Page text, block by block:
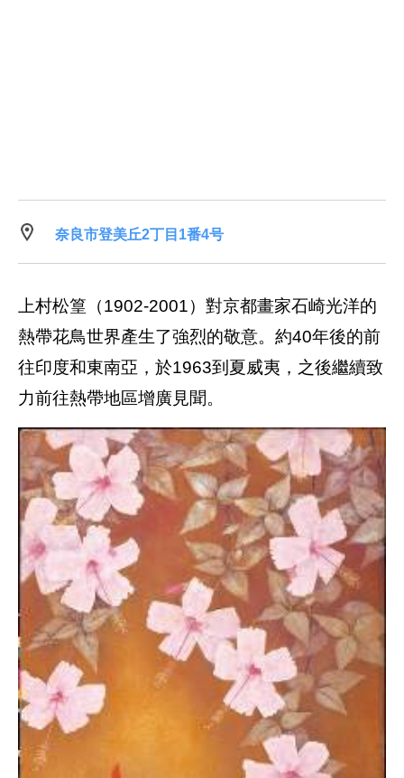
奈良市登美丘2丁目1番4号
上村松篁（1902-2001）對京都畫家石崎光洋的
熱帶花鳥世界產生了強烈的敬意。約40年後的前
往印度和東南亞，於1963到夏威夷，之後繼續致
力前往熱帶地區增廣見聞。